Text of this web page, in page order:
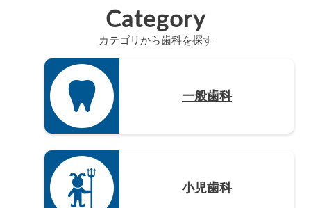
熊本県（4）
大分県（4）
鹿児島県（12）
Category
カテゴリから歯科を探す
一般歯科
小児歯科